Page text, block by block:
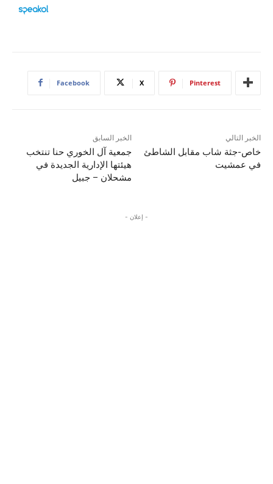
Facebook X Pinterest
الخبر السابق
جمعية آل الخوري حنا تنتخب
هيئتها الإدارية الجديدة في
مشحلان – جبيل
الخبر التالي
خاص-جثة شاب مقابل الشاطئ
في عمشيت
- إعلان -